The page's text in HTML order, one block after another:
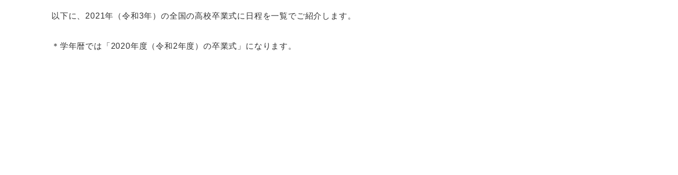
以下に、2021年（令和3年）の全国の高校卒業式に日程を一覧でご紹介します。
＊学年暦では「2020年度（令和2年度）の卒業式」になります。